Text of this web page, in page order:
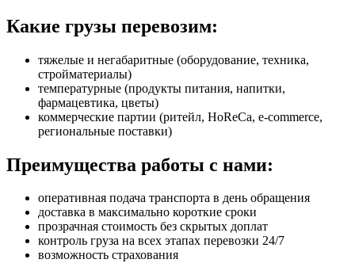
Какие грузы перевозим:
тяжелые и негабаритные (оборудование, техника,
стройматериалы)
температурные (продукты питания, напитки,
фармацевтика, цветы)
коммерческие партии (ритейл, HoReCa, e-commerce,
региональные поставки)
Преимущества работы с нами:
оперативная подача транспорта в день обращения
доставка в максимально короткие сроки
прозрачная стоимость без скрытых доплат
контроль груза на всех этапах перевозки 24/7
возможность страхования